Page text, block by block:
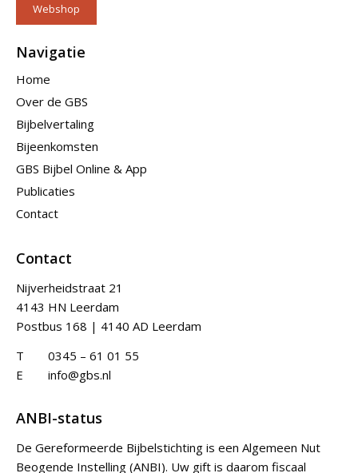
Webshop
Navigatie
Home
Over de GBS
Bijbelvertaling
Bijeenkomsten
GBS Bijbel Online & App
Publicaties
Contact
Contact
Nijverheidstraat 21
4143 HN Leerdam
Postbus 168 | 4140 AD Leerdam
T
0345 – 61 01 55
E
info@gbs.nl
ANBI-status
De Gereformeerde Bijbelstichting is een Algemeen Nut
Beogende Instelling (ANBI). Uw gift is daarom fiscaal